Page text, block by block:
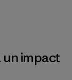
un impact